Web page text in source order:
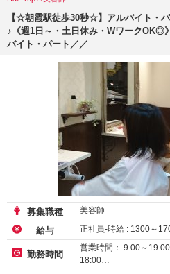
【☆朝霞駅徒歩30秒☆】アルバイト・
♪《週1日～・土日休み・WワークOK◎
バイト・パート／／
募集職種 美容師
給与 正社員-時給 : 1300～
勤務時間
営業時間： 9:00～19:00 ★週1日～OK ★カット最終受付
18:00…